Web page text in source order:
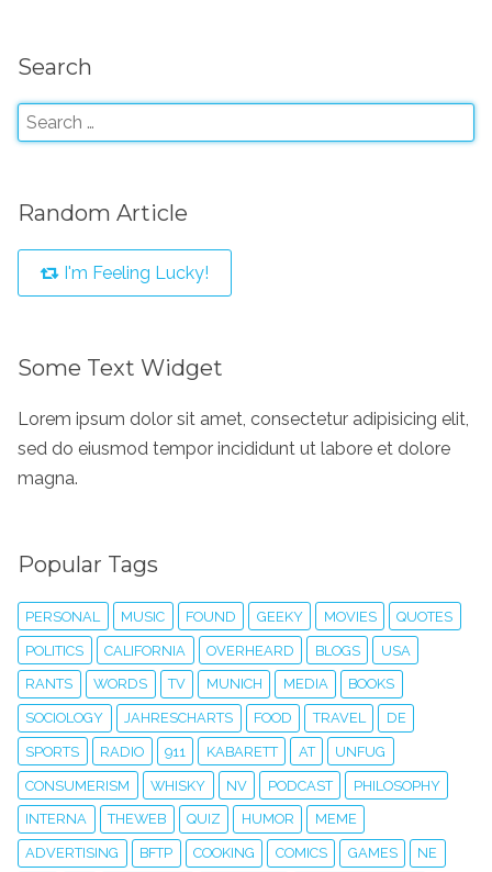
Search
Random Article
I'm Feeling Lucky!
Some Text Widget
Lorem ipsum dolor sit amet, consectetur adipisicing elit,
sed do eiusmod tempor incididunt ut labore et dolore
magna.
Popular Tags
PERSONAL MUSIC FOUND GEEKY MOVIES QUOTES
POLITICS CALIFORNIA OVERHEARD BLOGS USA
RANTS WORDS TV MUNICH MEDIA BOOKS
SOCIOLOGY JAHRESCHARTS FOOD TRAVEL DE
SPORTS RADIO 911 KABARETT AT UNFUG
CONSUMERISM WHISKY NV PODCAST PHILOSOPHY
INTERNA THEWEB QUIZ HUMOR MEME
ADVERTISING BFTP COOKING COMICS GAMES NE